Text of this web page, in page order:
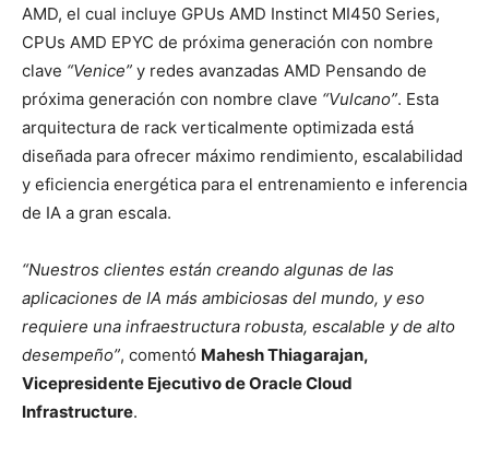
AMD, el cual incluye GPUs AMD Instinct MI450 Series,
CPUs AMD EPYC de próxima generación con nombre
clave “Venice” y redes avanzadas AMD Pensando de
próxima generación con nombre clave “Vulcano”. Esta
arquitectura de rack verticalmente optimizada está
diseñada para ofrecer máximo rendimiento, escalabilidad
y eficiencia energética para el entrenamiento e inferencia
de IA a gran escala.
“Nuestros clientes están creando algunas de las
aplicaciones de IA más ambiciosas del mundo, y eso
requiere una infraestructura robusta, escalable y de alto
desempeño”, comentó Mahesh Thiagarajan,
Vicepresidente Ejecutivo de Oracle Cloud
Infrastructure.